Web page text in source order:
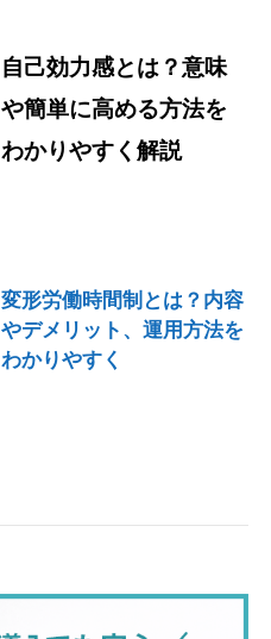
自己効力感とは？意味
や簡単に高める方法を
わかりやすく解説
変形労働時間制とは？内容
やデメリット、運用方法を
わかりやすく